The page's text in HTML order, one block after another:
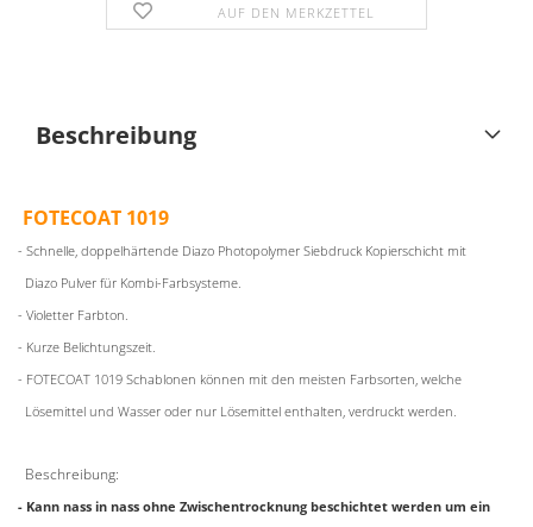
AUF DEN MERKZETTEL
Beschreibung
FOTECOAT 1019
- Schnelle, doppelhärtende Diazo Photopolymer Siebdruck Kopierschicht mit
Diazo Pulver für Kombi-Farbsysteme.
- Violetter Farbton.
- Kurze Belichtungszeit.
- FOTECOAT 1019 Schablonen können mit den meisten Farbsorten, welche
Lösemittel und Wasser oder nur Lösemittel enthalten, verdruckt werden.
Beschreibung:
- Kann nass in nass ohne Zwischentrocknung beschichtet werden um ein